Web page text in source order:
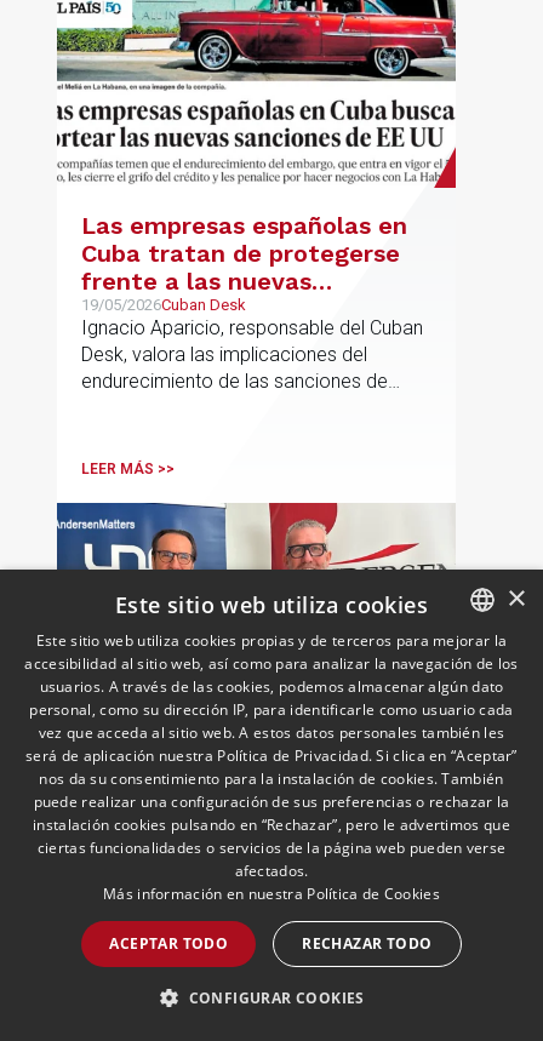
Las empresas españolas en
Cuba tratan de protegerse
frente a las nuevas
sanciones millonarias que
prepara Estados Unidos
19/05/2026Cuban Desk
Ignacio Aparicio, responsable del Cuban
Desk, valora las implicaciones del
endurecimiento de las sanciones de
LEER MÁS >>
UNO incorpora a Andersen
como socio colaborador para
reforzar el asesoramiento
jurídico y fiscal del sector
logístico
18/05/2026Laboral, Fiscal, Público y Regulatorio,
Transporte, Movilidad & Logística
El presidente de UNO Logística,
Francisco Aranda, y el socio director de
Andersen Iberia, José Vicente Morote,
han rubricado un acuerdo de
colaboración con el que ambas
empresas logísticas a anticipar y
LEER MÁS >>
SPANISH
ENGLISH
PORTUGUESE
×
Este sitio web utiliza cookies
Este sitio web utiliza cookies propias y de terceros para mejorar la
accesibilidad al sitio web, así como para analizar la navegación de los
usuarios. A través de las cookies, podemos almacenar algún dato
personal, como su dirección IP, para identificarle como usuario cada
vez que acceda al sitio web. A estos datos personales también les
será de aplicación nuestra Política de Privacidad. Si clica en “Aceptar”
nos da su consentimiento para la instalación de cookies. También
puede realizar una configuración de sus preferencias o rechazar la
instalación cookies pulsando en “Rechazar”, pero le advertimos que
ciertas funcionalidades o servicios de la página web pueden verse
afectados.
Más información en nuestra Política de Cookies
ACEPTAR TODO RECHAZAR TODO
CONFIGURAR COOKIES